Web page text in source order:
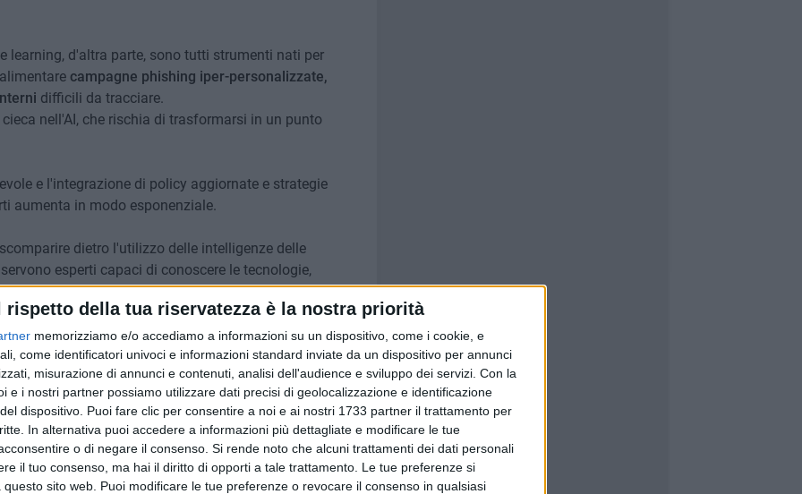
rispetto della tua riservatezza è la nostra priorità
memorizziamo e/o accediamo a informazioni su un dispositivo, come i cookie, e
come identificatori univoci e informazioni standard inviate da un dispositivo per annunci
misurazione di annunci e contenuti, analisi dell'audience e sviluppo dei servizi. Con la
e i nostri partner possiamo utilizzare dati precisi di geolocalizzazione e identificazione
dispositivo. Puoi fare clic per consentire a noi e ai nostri 1733 partner il trattamento per
In alternativa puoi accedere a informazioni più dettagliate e modificare le tue
o di negare il consenso. Si rende noto che alcuni trattamenti dei dati personali
il tuo consenso, ma hai il diritto di opporti a tale trattamento. Le tue preferenze si
sito web. Puoi modificare le tue preferenze o revocare il consenso in qualsiasi
learning, d'altra parte, sono tutti strumenti nati per
campagne phishing iper-personalizzate,
difficili da tracciare.
nell'AI, che rischia di trasformarsi in un punto
e l'integrazione di policy aggiornate e strategie
aumenta in modo esponenziale.
dietro l'utilizzo delle intelligenze delle
esperti capaci di conoscere le tecnologie,
orientarne le applicazioni in senso etico e strategico.
di dati e informazioni in mano a grosse aziende,
contatti, progetti di lancio e processi inediti. Ciò che
ben oltre i più fantasiosi timori della violazione privacy.
professionali realmente preparate, consci dei
rischi, al punto da prevederli prima che si concretizzino.
che permettono anche agli addetti ai lavori di